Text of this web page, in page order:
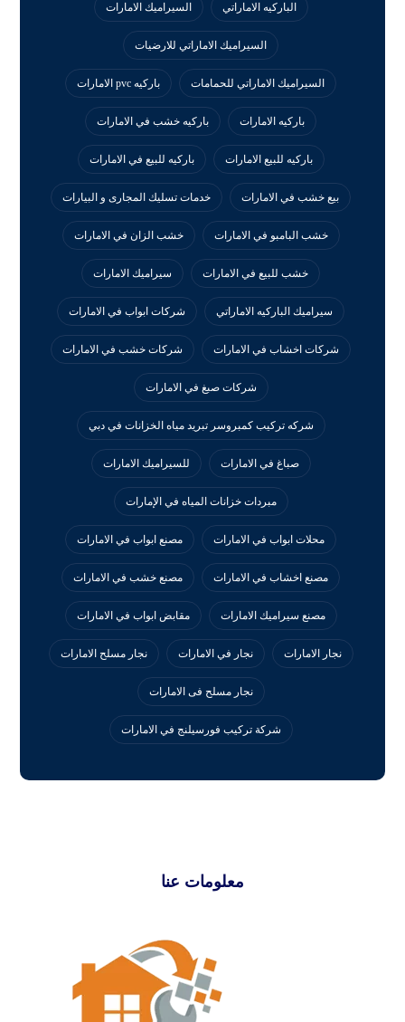
الباركيه الاماراتي السيراميك الامارات
السيراميك الاماراتي للارضيات
السيراميك الاماراتي للحمامات باركيه pvc الامارات
باركيه الامارات باركيه خشب في الامارات
باركيه للبيع الامارات باركيه للبيع في الامارات
بيع خشب في الامارات خدمات تسليك المجارى و البيارات
خشب البامبو في الامارات خشب الزان في الامارات
خشب للبيع في الامارات سيراميك الامارات
سيراميك الباركيه الاماراتي شركات ابواب في الامارات
شركات اخشاب في الامارات شركات خشب في الامارات
شركات صبغ في الامارات
شركه تركيب كمبروسر تبريد مياه الخزانات في دبي
صباغ في الامارات للسيراميك الامارات
مبردات خزانات المياه في الإمارات
محلات ابواب في الامارات مصنع ابواب في الامارات
مصنع اخشاب في الامارات مصنع خشب في الامارات
مصنع سيراميك الامارات مقابض ابواب في الامارات
نجار الامارات نجار في الامارات نجار مسلح الامارات
نجار مسلح فى الامارات
‏شركة تركيب فورسيلنج في الامارات
معلومات عنا